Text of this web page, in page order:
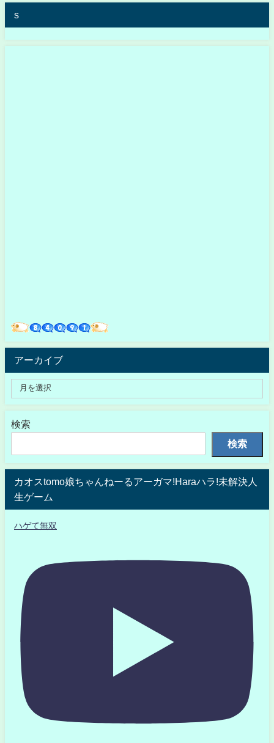
s
アーカイブ
検索
検索
カオスtomo娘ちゃんねーるアーガマ!Haraハラ!未解決人
生ゲーム
ハゲて無双